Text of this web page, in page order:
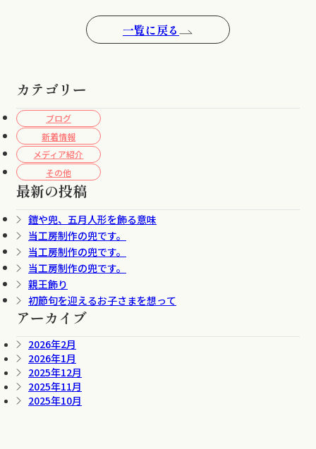
カテゴリー
ブログ
新着情報
メディア紹介
その他
最新の投稿
鎧や兜、五月人形を飾る意味
当工房制作の兜です。
当工房制作の兜です。
当工房制作の兜です。
親王飾り
初節句を迎えるお子さまを想って
アーカイブ
2026年2月
2026年1月
2025年12月
2025年11月
2025年10月
一覧に戻る